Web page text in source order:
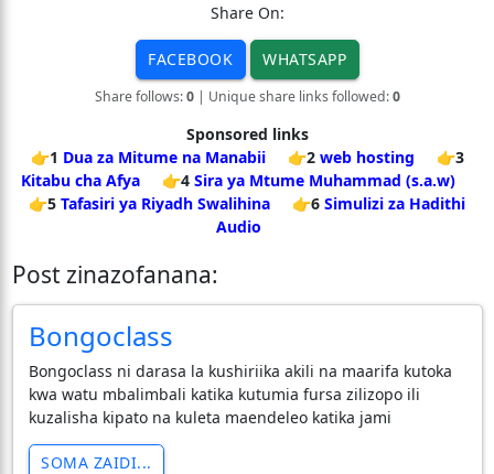
Share On:
FACEBOOK WHATSAPP
Share follows:0| Unique share links followed:0
Sponsored links
👉1 Dua za Mitume na Manabii 👉2 web hosting
👉3
Kitabu cha Afya
👉4 Sira ya Mtume Muhammad (s.a.w)
👉5 Tafasiri ya Riyadh Swalihina 👉6 Simulizi za Hadithi
Audio
Post zinazofanana:
Bongoclass
Bongoclass ni darasa la kushiriika akili na maarifa kutoka
kwa watu mbalimbali katika kutumia fursa zilizopo ili
kuzalisha kipato na kuleta maendeleo katika jami
SOMA ZAIDI...